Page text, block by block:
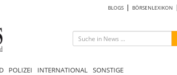
BLOGS BÖRSENLEXIKON
POLIZEI INTERNATIONAL SONSTIGE